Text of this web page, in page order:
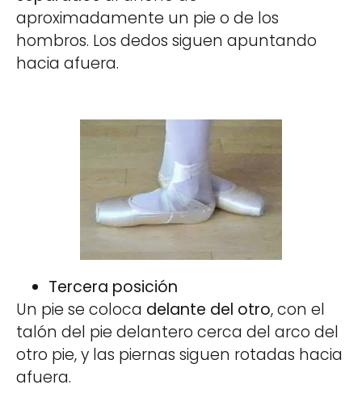
aproximadamente un pie o de los
hombros. Los dedos siguen apuntando
hacia afuera.
Tercera posición
Un pie se coloca delante del otro, con el
talón del pie delantero cerca del arco del
otro pie, y las piernas siguen rotadas hacia
afuera.